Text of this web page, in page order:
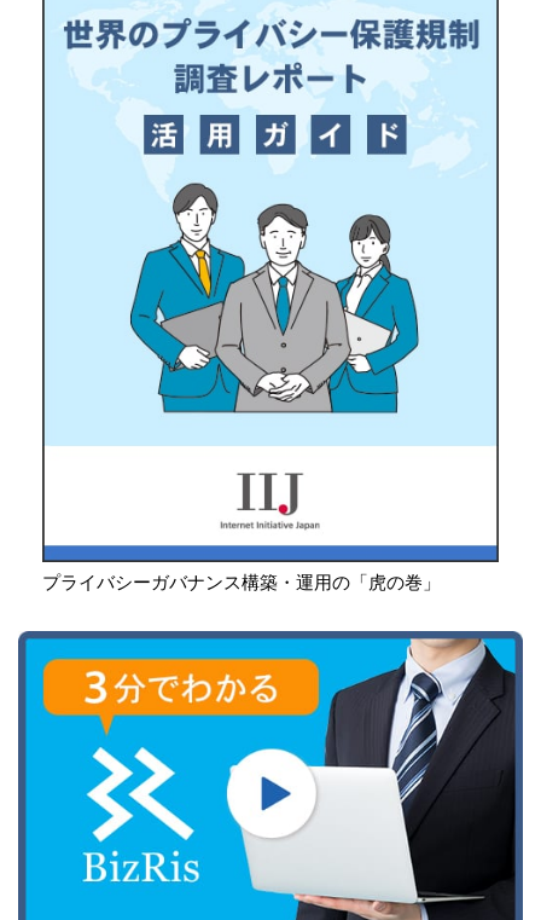
プライバシーガバナンス構築・運用の「虎の巻」